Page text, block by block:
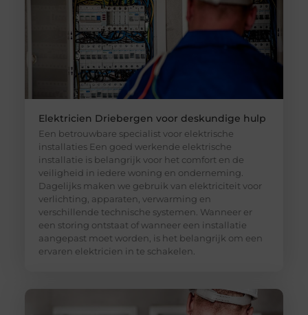
Elektricien Driebergen voor deskundige hulp
Een betrouwbare specialist voor elektrische
installaties Een goed werkende elektrische
installatie is belangrijk voor het comfort en de
veiligheid in iedere woning en onderneming.
Dagelijks maken we gebruik van elektriciteit voor
verlichting, apparaten, verwarming en
verschillende technische systemen. Wanneer er
een storing ontstaat of wanneer een installatie
aangepast moet worden, is het belangrijk om een
ervaren elektricien in te schakelen.